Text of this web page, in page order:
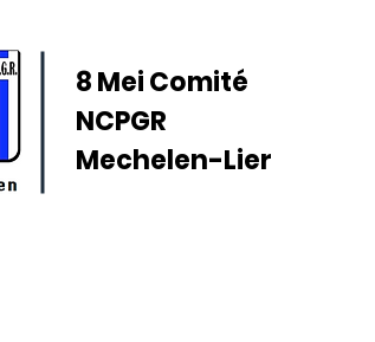
8 Mei Comité
NCPGR
Mechelen-Lier